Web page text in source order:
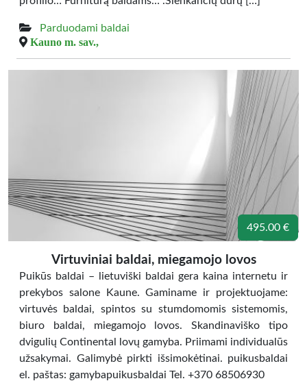
Parduodami baldai
Kauno m. sav.,
495.00 €
Virtuviniai baldai, miegamojo lovos
Puikūs baldai – lietuviški baldai gera kaina internetu ir
prekybos salone Kaune. Gaminame ir projektuojame:
virtuvės baldai, spintos su stumdomomis sistemomis,
biuro baldai, miegamojo lovos. Skandinaviško tipo
dvigulių Continental lovų gamyba. Priimami individualūs
užsakymai. Galimybė pirkti išsimokėtinai. puikusbaldai
el. paštas: gamybapuikusbaldai Tel. +370 68506930